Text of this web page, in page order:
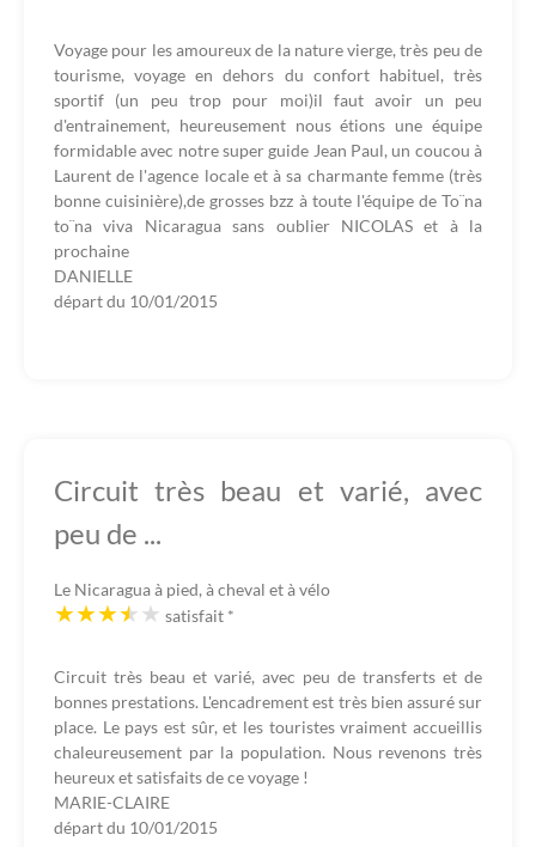
Voyage pour les amoureux de la nature vierge, très peu de
tourisme, voyage en dehors du confort habituel, très
sportif (un peu trop pour moi)il faut avoir un peu
d'entrainement, heureusement nous étions une équipe
formidable avec notre super guide Jean Paul, un coucou à
Laurent de l'agence locale et à sa charmante femme (très
bonne cuisinière),de grosses bzz à toute l'équipe de To¨na
to¨na viva Nicaragua sans oublier NICOLAS et à la
prochaine
DANIELLE
départ du 10/01/2015
Circuit très beau et varié, avec
peu de ...
Le Nicaragua à pied, à cheval et à vélo
satisfait *
Circuit très beau et varié, avec peu de transferts et de
bonnes prestations. L'encadrement est très bien assuré sur
place. Le pays est sûr, et les touristes vraiment accueillis
chaleureusement par la population. Nous revenons très
heureux et satisfaits de ce voyage !
MARIE-CLAIRE
départ du 10/01/2015